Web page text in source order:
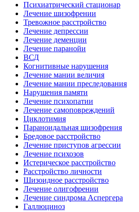
Психиатрический стационар
Лечение шизофрении
Тревожное расстройство
Лечение депрессии
Лечение деменции
Лечение паранойи
ВСД
Когнитивные нарушения
Лечение мании величия
Лечение мании преследования
Нарушения памяти
Лечение психопатии
Лечение самоповреждений
Циклотимия
Параноидальная шизофрения
Бредовое расстройство
Лечение приступов агрессии
Лечение психозов
Истерическое расстройство
Расстройство личности
Шизоидное расстройство
Лечение олигофрении
Лечение синдрома Аспергера
Галлюциноз